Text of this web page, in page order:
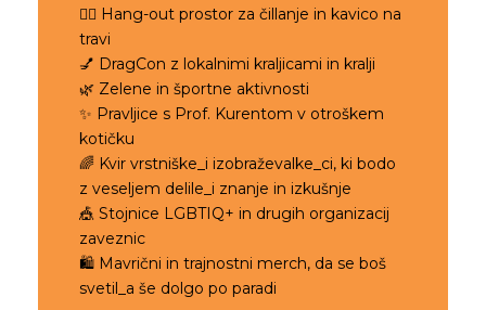
🧘‍♀️ Hang-out prostor za čillanje in kavico na
travi
💅 DragCon z lokalnimi kraljicami in kralji
🌿 Zelene in športne aktivnosti
✨ Pravljice s Prof. Kurentom v otroškem
kotičku
🌈 Kvir vrstniške_i izobraževalke_ci, ki bodo
z veseljem delile_i znanje in izkušnje
🎪 Stojnice LGBTIQ+ in drugih organizacij
zaveznic
🛍️ Mavrični in trajnostni merch, da se boš
svetil_a še dolgo po paradi